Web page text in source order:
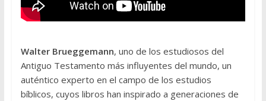
Walter Brueggemann, uno de los estudiosos del
Antiguo Testamento más influyentes del mundo, un
auténtico experto en el campo de los estudios
bíblicos, cuyos libros han inspirado a generaciones de